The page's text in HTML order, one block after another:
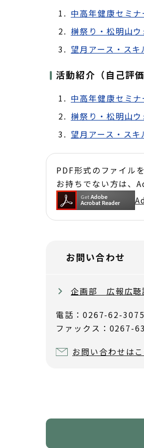
中高年健康セミ
榊祭り・松明山
望月アース・スキ
活動紹介（自己評価
中高年健康セミ
榊祭り・松明山
望月アース・スキ
PDF形式のファイ
お持ちでない方は、
お問い合わせ
企画部 広報広聴
電話：0267-62-3075
ファックス：0267-
お問い合わせは